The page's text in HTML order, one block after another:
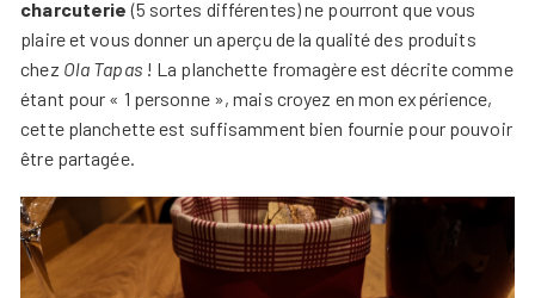
charcuterie (5 sortes différentes) ne pourront que vous
plaire et vous donner un aperçu de la qualité des produits
chez Ola Tapas! La planchette fromagère est décrite comme
étant pour « 1 personne », mais croyez en mon expérience,
cette planchette est suffisamment bien fournie pour pouvoir
être partagée.